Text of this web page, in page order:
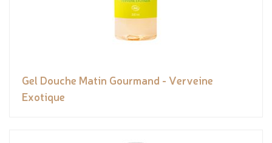
Gel Douche Matin Gourmand - Verveine
Exotique